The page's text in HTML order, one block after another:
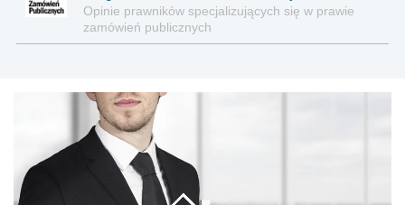
Opinie prawników specjalizujących się w prawie
zamówień publicznych